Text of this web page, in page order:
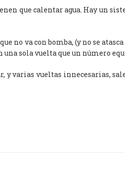
que calentar agua. Hay un
no va con bomba, (y no se
una sola vuelta que un número
y varias vueltas innecesarias,